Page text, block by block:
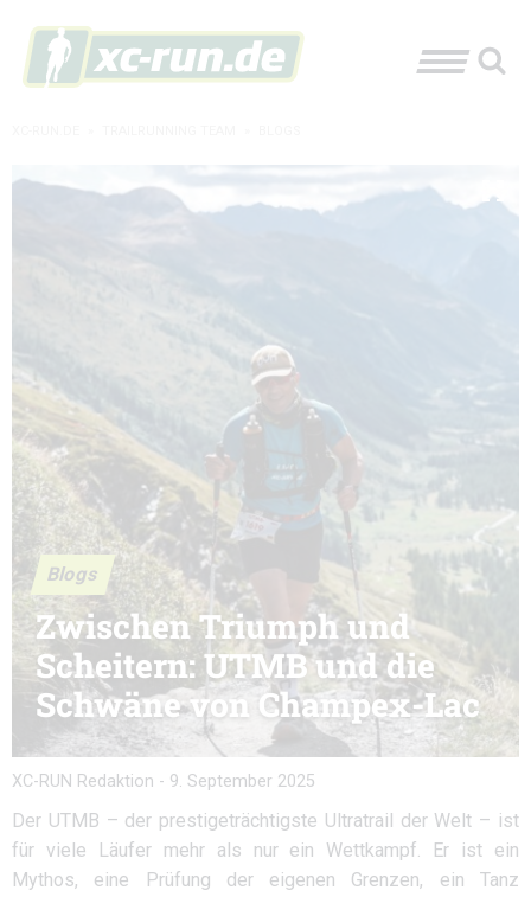
Blogs
Zwischen Triumph und
Scheitern: UTMB und die
Schwäne von Champex-Lac
XC-RUN Redaktion - 9. September 2025
Der UTMB – der prestigeträchtigste Ultratrail der Welt – ist
für viele Läufer mehr als nur ein Wettkampf. Er ist ein
Mythos, eine Prüfung der eigenen Grenzen, ein Tanz